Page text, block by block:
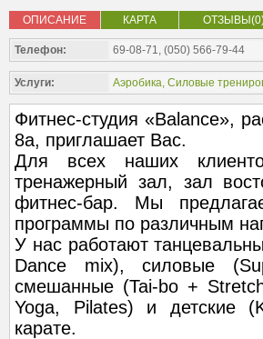
ОПИСАНИЕ КАРТА
Телефон: 69-08-71, (050) 566-79-44
Услуги: Аэробика, Силовые
Фитнес-студия «Balance»,
8а, приглашает Вас.
Для всех наших
тренажерный зал, зал
фитнес-бар. Мы
программы по различным
У нас работают
Dance mix), силовые
смешанные (Tai-bo +
Yoga, Pilates) и детские
карате.